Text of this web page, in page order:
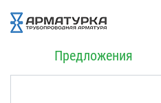
Предложения